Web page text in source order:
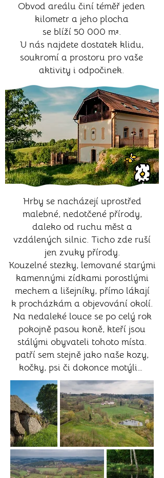
Obvod areálu činí téměř jeden
kilometr a jeho plocha
se blíží 50 000 m².
U nás najdete dostatek klidu,
soukromí a prostoru pro vaše
aktivity i odpočinek.
Hrby se nacházejí uprostřed
malebné, nedotčené přírody,
daleko od ruchu měst a
vzdálených silnic. Ticho zde ruší
jen zvuky přírody.
Kouzelné stezky, lemované starými
kamennými zídkami porostlými
mechem a lišejníky, přímo lákají
k procházkám a objevování okolí.
Na nedaleké louce se po celý rok
pokojně pasou koně, kteří jsou
stálými obyvateli tohoto místa.
patří sem stejně jako naše kozy,
kočky, psi či dokonce motýli…